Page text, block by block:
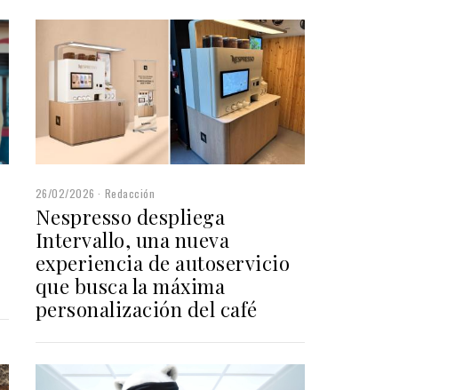
26/02/2026 Redacción
Nespresso despliega
Intervallo, una nueva
experiencia de autoservicio
que busca la máxima
personalización del café